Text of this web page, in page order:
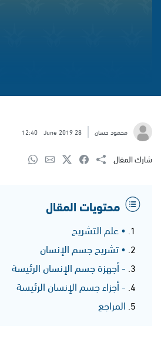
محمود حسان 28 June 2019
12:40
شارك المقال
محتويات المقال
• علم التشريح
• تشريح جسم الإنسان
- أجهزة جسم الإنسان الرئيسة
- أجزاء جسم الإنسان الرئيسة
المراجع